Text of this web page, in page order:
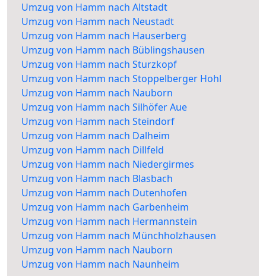
Umzug von Hamm nach Altstadt
Umzug von Hamm nach Neustadt
Umzug von Hamm nach Hauserberg
Umzug von Hamm nach Büblingshausen
Umzug von Hamm nach Sturzkopf
Umzug von Hamm nach Stoppelberger Hohl
Umzug von Hamm nach Nauborn
Umzug von Hamm nach Silhöfer Aue
Umzug von Hamm nach Steindorf
Umzug von Hamm nach Dalheim
Umzug von Hamm nach Dillfeld
Umzug von Hamm nach Niedergirmes
Umzug von Hamm nach Blasbach
Umzug von Hamm nach Dutenhofen
Umzug von Hamm nach Garbenheim
Umzug von Hamm nach Hermannstein
Umzug von Hamm nach Münchholzhausen
Umzug von Hamm nach Nauborn
Umzug von Hamm nach Naunheim